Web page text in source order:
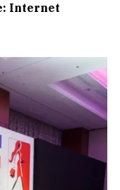
Internet